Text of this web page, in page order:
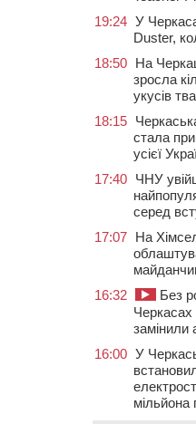
19:24 У
Duster,
18:50 На
зросла
укусів
18:15
стала
усієї
17:40 ЧНУ
серед
17:07 На
16:32
Без
Черкасах
замінили
16:00 У
мільйона